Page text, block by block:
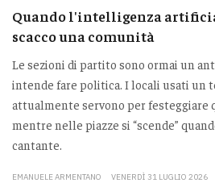
Quando l'intelligenza
scacco una comunità
Le sezioni di partito sono ormai un
intende fare politica. I locali usati un
attualmente servono per festeggiare
mentre nelle piazze si “scende”
cantante.
EMANUELE ARMENTANO VENERDÌ 31 LUGLIO 2026